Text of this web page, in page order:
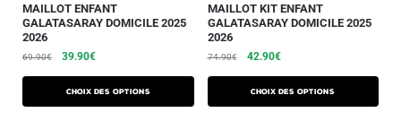
MAILLOT ENFANT
GALATASARAY DOMICILE 2025
2026
69.90€ 39.90€
Choix des options
MAILLOT KIT ENFANT
GALATASARAY DOMICILE 2025
2026
74.90€ 42.90€
Choix des options